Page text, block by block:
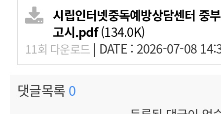
시립인터넷중독예방상담센터 중
고시.pdf(134.0K)
11회 다운로드 | DATE : 2026-07-08
댓글목록 0